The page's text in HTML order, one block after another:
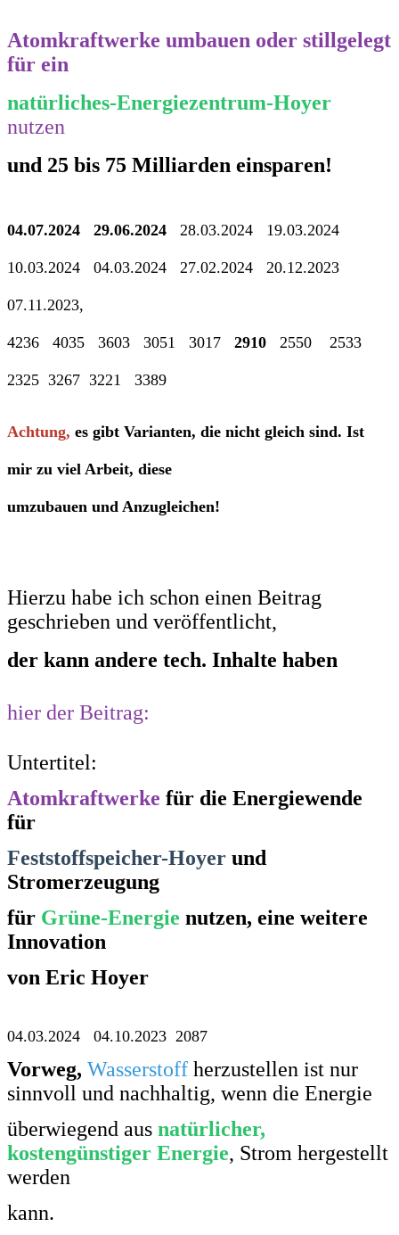
Atomkraftwerke umbauen oder stillgelegt
für ein
natürliches-Energiezentrum-Hoyer
nutzen
und 25 bis 75 Milliarden einsparen!
04.07.2024 29.06.2024 28.03.2024 19.03.2024
10.03.2024 04.03.2024 27.02.2024 20.12.2023
07.11.2023,
4236 4035 3603 3051 3017 2910 2550 2533
2325 3267 3221 3389
Achtung, es gibt Varianten, die nicht gleich sind. Ist
mir zu viel Arbeit, diese
umzubauen und Anzugleichen!
Hierzu habe ich schon einen Beitrag
geschrieben und veröffentlicht,
der kann andere tech. Inhalte haben
hier der Beitrag:
Untertitel:
Atomkraftwerke für die Energiewende
für
Feststoffspeicher-Hoyer und
Stromerzeugung
für Grüne-Energie nutzen, eine weitere
Innovation
von Eric Hoyer
04.03.2024 04.10.2023 2087
Vorweg, Wasserstoff herzustellen ist nur
sinnvoll und nachhaltig, wenn die Energie
überwiegend aus natürlicher,
kostengünstiger Energie, Strom hergestellt
werden
kann.